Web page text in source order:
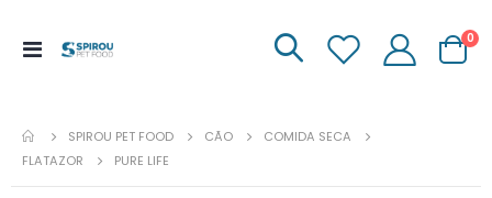
Menu
0
SPIROU PET FOOD CÃO
COMIDA SECA
FLATAZOR
PURE LIFE